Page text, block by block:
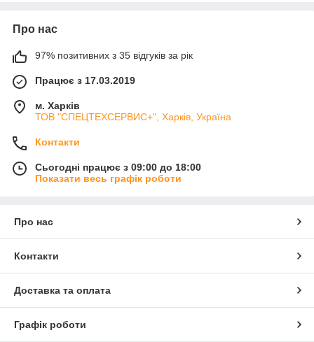
Про нас
97% позитивних з 35 відгуків за рік
Працює з 17.03.2019
м. Харків
ТОВ "СПЕЦТЕХСЕРВИС+", Харків, Україна
Контакти
Сьогодні працює з 09:00 до 18:00
Показати весь графік роботи
Про нас
Контакти
Доставка та оплата
Графік роботи